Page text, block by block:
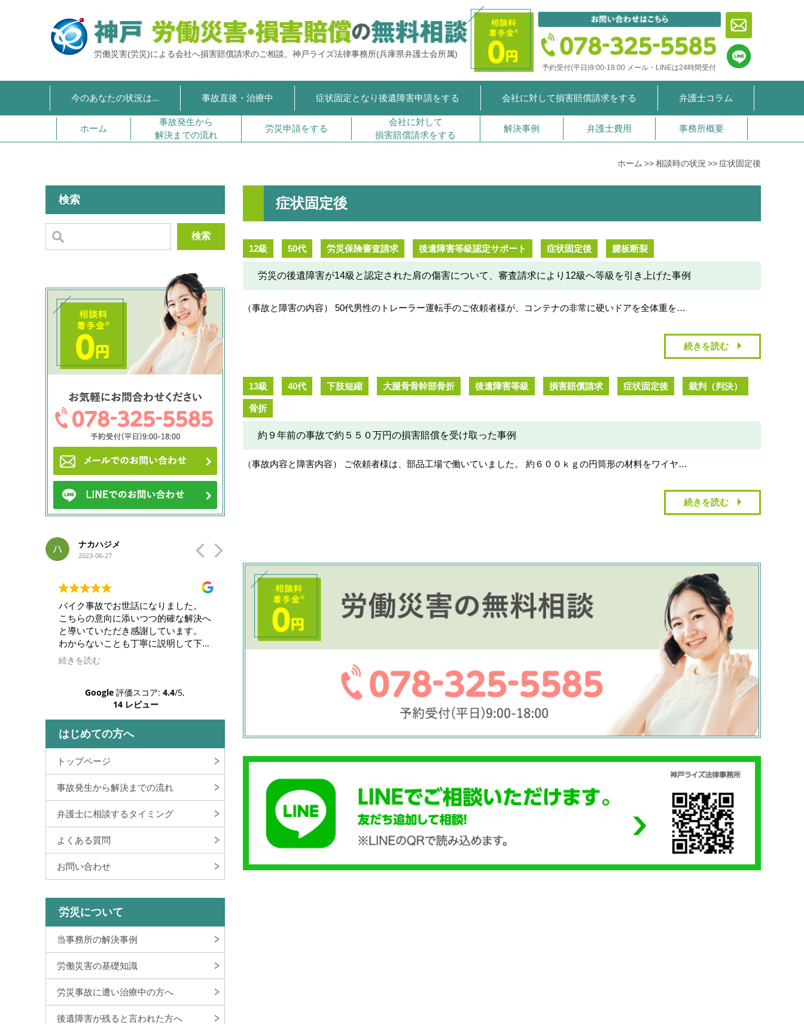
労働災害(労災)による会社へ損害賠償請求のご相談。 神戸ライズ法律事務所(兵庫県弁護士会所属)
予約受付(平日)9:00-18:00 メール・LINEは24時間受付
今のあなたの状況は... 事故直後・治療中 症状固定となり後遺障害申請をする 会社に対して損害賠償請求をする 弁護士コラム
ホーム
事故発生から
解決までの流れ
労災申請をする
会社に対して
損害賠償請求をする
解決事例 弁護士費用 事務所概要
ホーム 相談時の状況 症状固定後
症状固定後
12級 50代 労災保険審査請求 後遺障害等級認定サポート 症状固定後 腱板断裂
労災の後遺障害が14級と認定された肩の傷害について、審査請求により12級へ等級を引き上げた事例
（事故と障害の内容） 50代男性のトレーラー運転手のご依頼者様が、コンテナの非常に硬いドアを全体重を…
続きを読む
13級 40代 下肢短縮 大腿骨骨幹部骨折 後遺障害等級 損害賠償請求 症状固定後 裁判（判決）
骨折
約９年前の事故で約５５０万円の損害賠償を受け取った事例
（事故内容と障害内容） ご依頼者様は、部品工場で働いていました。 約６００ｋｇの円筒形の材料をワイヤ…
続きを読む
検索
検索
ナカハジメ
2023-06-27
バイク事故でお世話になりました。
こちらの意向に添いつつ的確な解決へ
と導いていただき感謝しています。
わからないことも丁寧に説明して下さ
いますし、安心してお任せすることが
できました。
続きを読む
大変お世話になりました。
直感で神戸ライズ法律事務所を見つけ
ました。
労働災害で民事訴訟し裁判になりまし
めてな事で重圧で不安で押しつぶされ
そうになったりしましたが、先生のフ
ォローが私を支えて下さいました。年
交差点を確認せず右折してきた車に跳
ねられるバイク事故に会い、相手の保
ーズに進める事ができました。
バイク事故（相手方は車）でお世話に
なりました。当初、こちらが不利にな
る様な証言をされ補償も満足に受けれ
ない状態でしたが、現場の証拠を元に
熱心に交渉してくださいました。
交通事故を専門にしてるだけあって知
識や経験も豊富ですし、安心してお任
せできました。弁護士さんの仕事に取
り組む姿勢が素晴らしいと思いまし
た。また何かあれば、こちらに頼もう
と思います。
Google 評価スコア: 4.4/5,
14 レビュー
はじめての方へ
トップページ
事故発生から解決までの流れ
弁護士に相談するタイミング
よくある質問
お問い合わせ
労災について
当事務所の解決事例
労働災害の基礎知識
労災事故に遭い治療中の方へ
後遺障害が残ると言われた方へ